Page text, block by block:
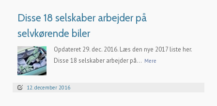
Disse 18 selskaber arbejder på
selvkørende biler
Opdateret 29. dec. 2016. Læs den nye 2017 liste her.
Disse 18 selskaber arbejder på... Mere
12. december 2016